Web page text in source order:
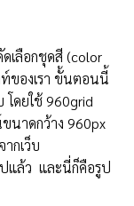
เลือกชุดสี (color
ท์ของเรา ขั้นตอนนี้
โดยใช้ 960grid
นาดกว้าง 960px
กเว็บ
แล้ว และนี่ก็คือรูป